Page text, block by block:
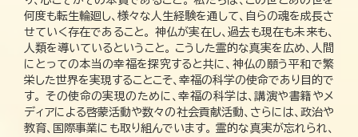
何度も転生輪廻し、様々な人生経験を通して、自らの魂を成長さ
せていく存在であること。 神仏が実在し、過去も現在も未来も、
人類を導いているということ。 こうした霊的な真実を広め、人間
にとっての本当の幸福を探究すると共に、神仏の願う平和で繁
栄した世界を実現することこそ、幸福の科学の使命であり目的で
す。 その使命の実現のために、幸福の科学は、講演や書籍やメ
ディアによる啓蒙活動や数々の社会貢献活動、さらには、政治や
教育、国際事業にも取り組んでいます。 霊的な真実が忘れられ、